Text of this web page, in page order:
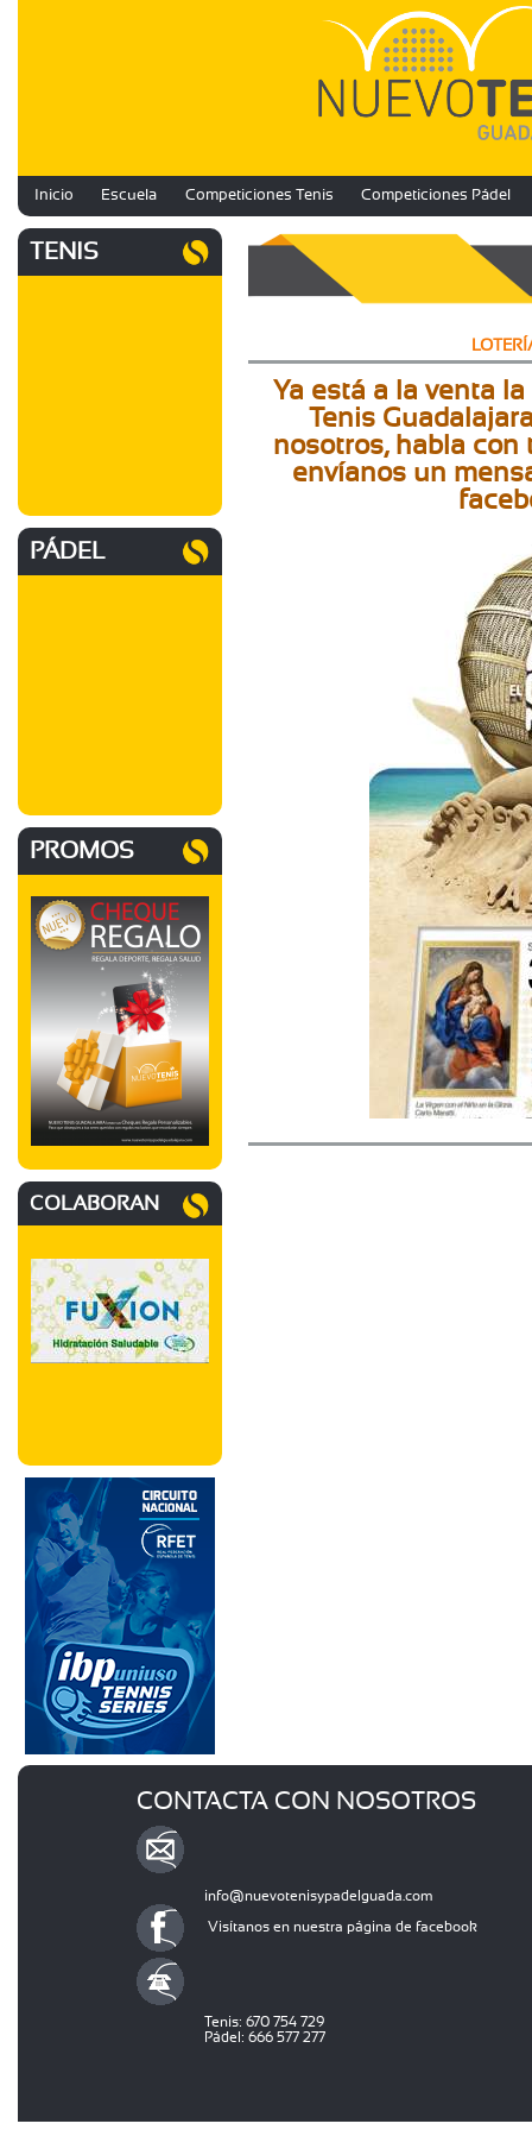
Inicio Escuela Competiciones Tenis Competiciones Pádel
TENIS
PÁDEL
PROMOS
COLABORAN
Ya está a la venta
Tenis
nosotros, habla con
envíanos un
CONTACTA CON NOSOTROS
info@nuevotenisypadelguada.com
Visítanos en nuestra página de facebook
Tenis: 670 754 729
Pádel: 666 577 277